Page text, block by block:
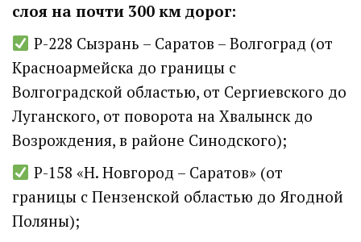
слоя на почти 300 км дорог:
Р-228 Сызрань – Саратов – Волгоград (от
Красноармейска до границы с
Волгоградской областью, от Сергиевского до
Луганского, от поворота на Хвалынск до
Возрождения, в районе Синодского);
Р-158 «Н. Новгород – Саратов» (от
границы с Пензенской областью до Ягодной
Поляны);